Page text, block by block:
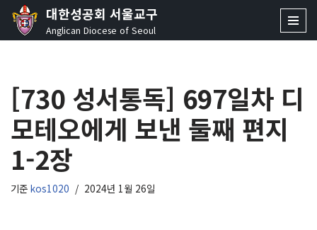
콘
로
너
뛰
기
대한성공회 서울교구
Anglican Diocese of Seoul
[730 성서통독] 697일차 디
모테오에게 보낸 둘째 편지
1-2장
기준 kos1020 2024년 1월 26일